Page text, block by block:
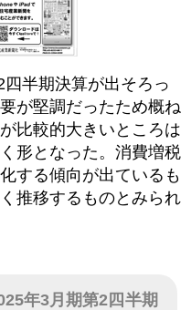
半期決算が出そろっ
が堅調だったため概ね
比較的大きいところは
形となった。消費増税
する傾向が出ているも
推移するものとみられ
年3月期第2四半期